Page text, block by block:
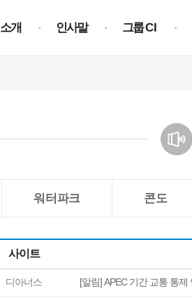
소개 인사말 그룹CI
워터파크 콘도
사이트
디아너스 [알림] APEC 기간 교통 통제